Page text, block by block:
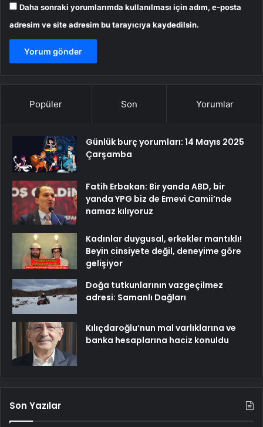
Daha sonraki yorumlarımda kullanılması için adım, e-posta
adresim ve site adresim bu tarayıcıya kaydedilsin.
Popüler Son Yorumlar
Günlük burç yorumları: 14 Mayıs 2025
Çarşamba
Fatih Erbakan: Bir yanda ABD, bir
yanda YPG biz de Emevi Camii’nde
namaz kılıyoruz
Kadınlar duygusal, erkekler mantıklı!
Beyin cinsiyete değil, deneyime göre
gelişiyor
Doğa tutkunlarının vazgeçilmez
adresi: Samanlı Dağları
Kılıçdaroğlu’nun mal varlıklarına ve
banka hesaplarına haciz konuldu
Son Yazılar